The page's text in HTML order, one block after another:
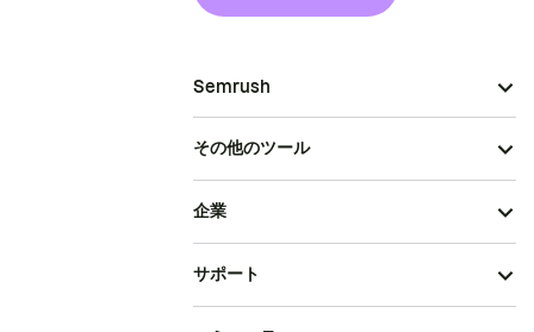
Semrush
その他のツール
企業
サポート